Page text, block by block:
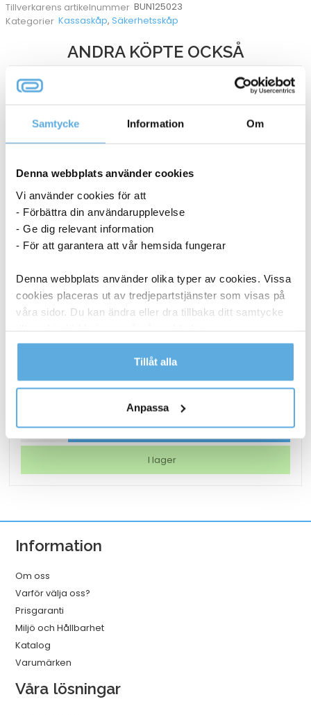
Samtycke Information Om
Denna webbplats använder cookies
Vi använder cookies för att
- Förbättra din användarupplevelse
- Ge dig relevant information
- För att garantera att vår hemsida fungerar
Denna webbplats använder olika typer av cookies. Vissa
cookies placeras ut av tredjepartstjänster som visas på
våra sidor. Du kan ändra eller dra tillbaka ditt samtycke
Läs mer i vår integritetspolicy om vilka vi är, hur du
kontaktar oss och på vilket sätt vi behandlar
Tillåt alla
Anpassa
Tillverkarens artikelnummer BUN125023
Kategorier Kassaskåp,Säkerhetsskåp
ANDRA KÖPTE OCKSÅ
Märkband Dymo Letra tag vit
Märkband
Dymo
tag
Köp nu
I lager
Information
Om oss
Varför välja oss?
Prisgaranti
Miljö och Hållbarhet
Katalog
Varumärken
Våra lösningar